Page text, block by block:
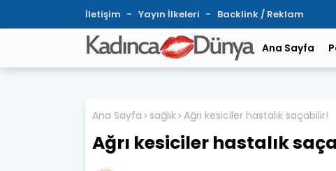
İletişim Yayın İlkeleri Backlink / Reklam
Ana Sayfa
Ana Sayfa sağlık Ağrı kesiciler hastalık saçabilir!
Ağrı kesiciler hastalık